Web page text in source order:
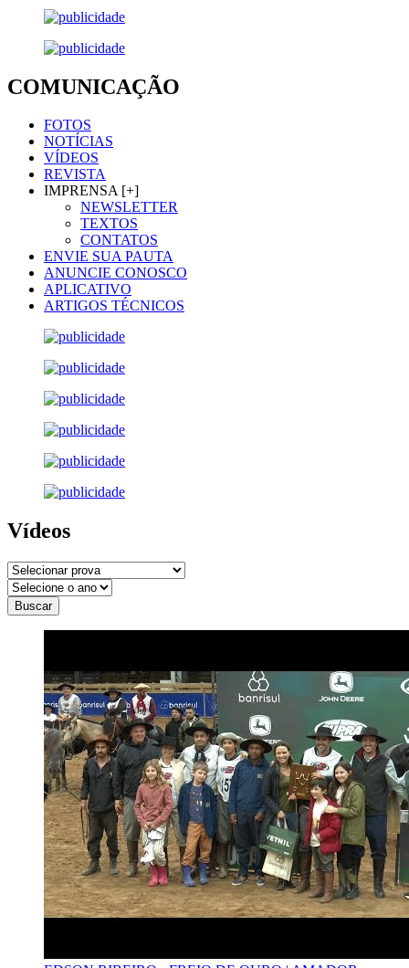
COMUNICAÇÃO
FOTOS
NOTÍCIAS
VÍDEOS
REVISTA
IMPRENSA [+]
NEWSLETTER
TEXTOS
CONTATOS
ENVIE SUA PAUTA
ANUNCIE CONOSCO
APLICATIVO
ARTIGOS TÉCNICOS
Vídeos